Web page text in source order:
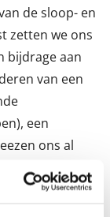
de sloop- en
zetten we ons
bijdrage aan
van een
een
ons al